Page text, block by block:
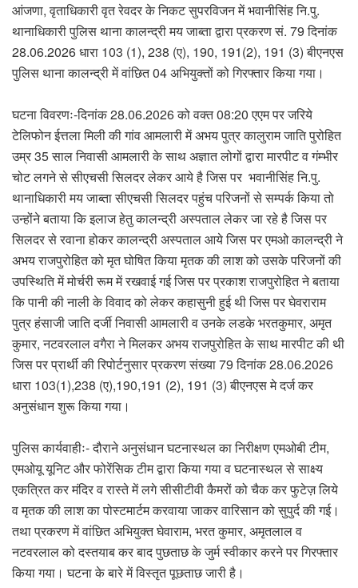
आंजणा, वृताधिकारी वृत रेवदर के निकट सुपरविजन में भवानीसिंह नि.पु.
थानाधिकारी पुलिस थाना कालन्द्री मय जाब्ता द्वारा प्रकरण सं. 79 दिनांक
28.06.2026 धारा 103 (1), 238 (ए), 190, 191(2), 191 (3) बीएनएस
पुलिस थाना कालन्द्री में वांछित 04 अभियुक्तों को गिरफ्तार किया गया।
घटना विवरणः-दिनांक 28.06.2026 को वक्त 08:20 एएम पर जरिये
टेलिफोन ईत्तला मिली की गांव आमलारी में अभय पुत्र कालुराम जाति पुरोहित
उम्र 35 साल निवासी आमलारी के साथ अज्ञात लोगों द्वारा मारपीट व गंम्भीर
चोट लगने से सीएचसी सिलदर लेकर आये है जिस पर भवानीसिंह नि.पु.
थानाधिकारी मय जाब्ता सीएचसी सिलदर पहुंच परिजनों से सम्पर्क किया तो
उन्होंने बताया कि इलाज हेतु कालन्द्री अस्पताल लेकर जा रहे है जिस पर
सिलदर से रवाना होकर कालन्द्री अस्पताल आये जिस पर एमओ कालन्द्री ने
अभय राजपुरोहित को मृत घोषित किया मृतक की लाश को उसके परिजनों की
उपस्थिति में मोर्चरी रूम में रखवाई गई जिस पर प्रकाश राजपुरोहित ने बताया
कि पानी की नाली के विवाद को लेकर कहासुनी हुई थी जिस पर घेवराराम
पुत्र हंसाजी जाति दर्जी निवासी आमलारी व उनके लडके भरतकुमार, अमृत
कुमार, नटवरलाल वगैरा ने मिलकर अभय राजपुरोहित के साथ मारपीट की थी
जिस पर प्रार्थी की रिपोर्टनुसार प्रकरण संख्या 79 दिनांक 28.06.2026
धारा 103(1),238 (ए),190,191 (2), 191 (3) बीएनएस मे दर्ज कर
अनुसंधान शुरू किया गया।
पुलिस कार्यवाहीः- दौराने अनुसंधान घटनास्थल का निरीक्षण एमओबी टीम,
एमओयू यूनिट और फोरेंसिक टीम द्वारा किया गया व घटनास्थल से साक्ष्य
एकत्रित कर मंदिर व रास्ते में लगे सीसीटीवी कैमरों को चैक कर फुटेज़ लिये
व मृतक की लाश का पोस्टमार्टम करवाया जाकर वारिसान को सुपुर्द की गई।
तथा प्रकरण में वांछित अभियुक्त घेवाराम, भरत कुमार, अमृतलाल व
नटवरलाल को दस्तयाब कर बाद पुछताछ के जुर्म स्वीकार करने पर गिरफ्तार
किया गया। घटना के बारे में विस्तृत पूछताछ जारी है।